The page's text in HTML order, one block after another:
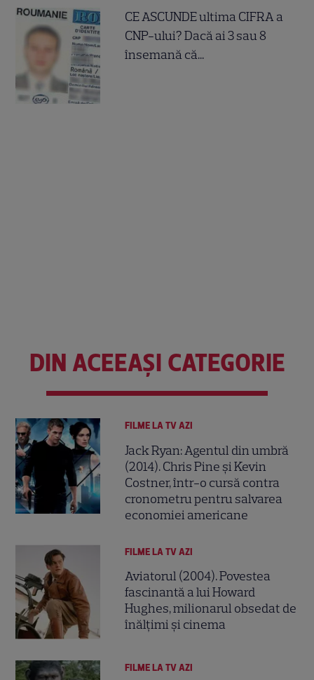
CE ASCUNDE ultima CIFRA a
CNP-ului? Dacă ai 3 sau 8
însemană că...
DIN ACEEAȘI CATEGORIE
FILME LA TV AZI
Jack Ryan: Agentul din umbră
(2014). Chris Pine și Kevin
Costner, într-o cursă contra
cronometru pentru salvarea
economiei americane
FILME LA TV AZI
Aviatorul (2004). Povestea
fascinantă a lui Howard
Hughes, milionarul obsedat de
înălțimi și cinema
FILME LA TV AZI